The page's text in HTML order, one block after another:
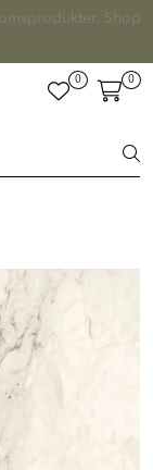
Shop
0 0